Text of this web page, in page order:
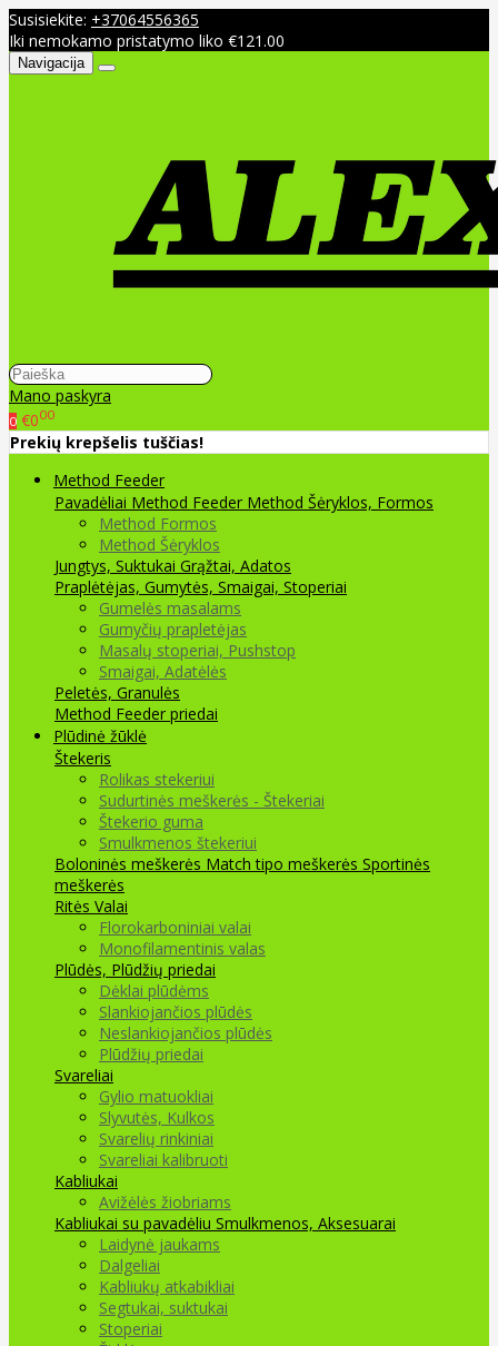
Susisiekite: +37064556365
Iki nemokamo pristatymo liko €121.00
Navigacija
Mano paskyra
0 €000
Prekių krepšelis tuščias!
Method Feeder
Pavadėliai Method Feeder Method Šėryklos, Formos
Method Formos
Method Šėryklos
Jungtys, Suktukai Grąžtai, Adatos
Praplėtėjas, Gumytės, Smaigai, Stoperiai
Gumelės masalams
Gumyčių prapletėjas
Masalų stoperiai, Pushstop
Smaigai, Adatėlės
Peletės, Granulės
Method Feeder priedai
Plūdinė žūklė
Štekeris
Rolikas stekeriui
Sudurtinės meškerės - Štekeriai
Štekerio guma
Smulkmenos štekeriui
Boloninės meškerės Match tipo meškerės Sportinės
meškerės
Ritės Valai
Florokarboniniai valai
Monofilamentinis valas
Plūdės, Plūdžių priedai
Dėklai plūdėms
Slankiojančios plūdės
Neslankiojančios plūdės
Plūdžių priedai
Svareliai
Gylio matuokliai
Slyvutės, Kulkos
Svarelių rinkiniai
Svareliai kalibruoti
Kabliukai
Avižėlės žiobriams
Kabliukai su pavadėliu Smulkmenos, Aksesuarai
Laidynė jaukams
Dalgeliai
Kabliukų atkabikliai
Segtukai, suktukai
Stoperiai